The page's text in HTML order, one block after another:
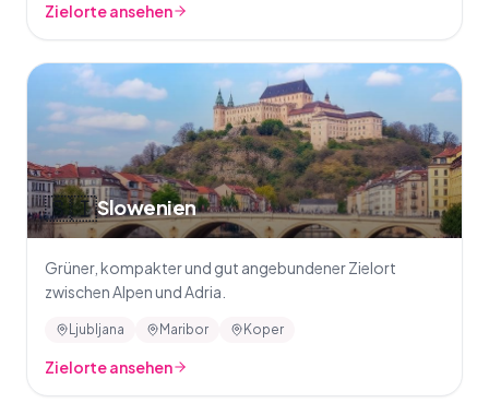
Zielorte ansehen
🇸🇮Slowenien
Grüner, kompakter und gut angebundener Zielort
zwischen Alpen und Adria.
Ljubljana Maribor Koper
Zielorte ansehen